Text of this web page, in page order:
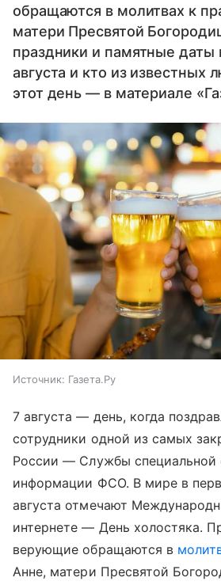
обращаются в молитвах к
матери Пресвятой
праздники и памятные даты
августа и кто из известных
этот день — в материале
Источник: Газета.Ру
7 августа — день, когда
сотрудники одной из самых
России — Службы специальной
информации ФСО. В мире в
августа отмечают
интернете — День холостяка.
верующие обращаются в
Анне, матери Пресвятой